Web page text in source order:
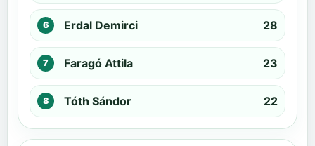
Erdal Demirci 28
Faragó Attila 23
Tóth Sándor 22